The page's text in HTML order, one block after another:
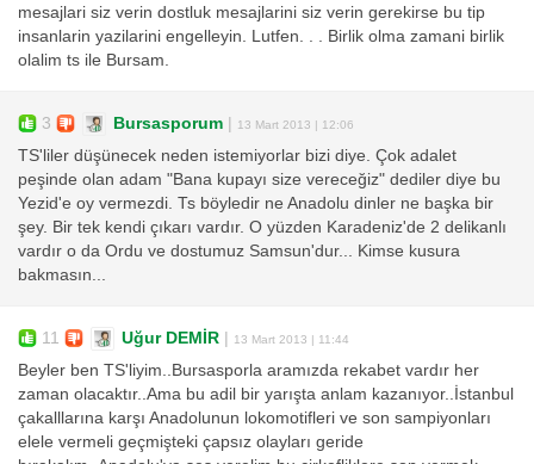
mesajlari siz verin dostluk mesajlarini siz verin gerekirse bu tip
insanlarin yazilarini engelleyin. Lutfen. . . Birlik olma zamani birlik
olalim ts ile Bursam.
3 Bursasporum 13 Mart 2013 | 12:06
TS'liler düşünecek neden istemiyorlar bizi diye. Çok adalet
peşinde olan adam "Bana kupayı size vereceğiz" dediler diye bu
Yezid'e oy vermezdi. Ts böyledir ne Anadolu dinler ne başka bir
şey. Bir tek kendi çıkarı vardır. O yüzden Karadeniz'de 2 delikanlı
vardır o da Ordu ve dostumuz Samsun'dur... Kimse kusura
bakmasın...
11 Uğur DEMİR 13 Mart 2013 | 11:44
Beyler ben TS'liyim..Bursasporla aramızda rekabet vardır her
zaman olacaktır..Ama bu adil bir yarışta anlam kazanıyor..İstanbul
çakalllarına karşı Anadolunun lokomotifleri ve son sampiyonları
elele vermeli geçmişteki çapsız olayları geride